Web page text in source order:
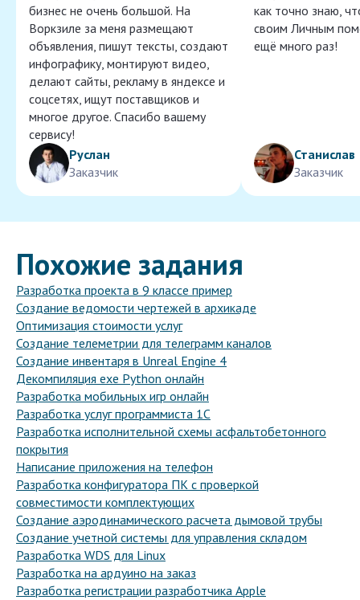
бизнес не очень большой. На
Воркзиле за меня размещают
объявления, пишут тексты, создают
инфографику, монтируют видео,
делают сайты, рекламу в яндексе и
соцсетях, ищут поставщиков и
многое другое. Спасибо вашему
сервису!
Руслан
Заказчик
как точно знаю,
своим Личным
ещё много раз!
Станислав
Заказчик
Похожие задания
Разработка проекта в 9 классе пример
Создание ведомости чертежей в архикаде
Оптимизация стоимости услуг
Создание телеметрии для телеграмм каналов
Создание инвентаря в Unreal Engine 4
Декомпиляция exe Python онлайн
Разработка мобильных игр онлайн
Разработка услуг программиста 1С
Разработка исполнительной схемы асфальтобетонного
покрытия
Написание приложения на телефон
Разработка конфигуратора ПК с проверкой
совместимости комплектующих
Создание аэродинамического расчета дымовой трубы
Создание учетной системы для управления складом
Разработка WDS для Linux
Разработка на ардуино на заказ
Разработка регистрации разработчика Apple